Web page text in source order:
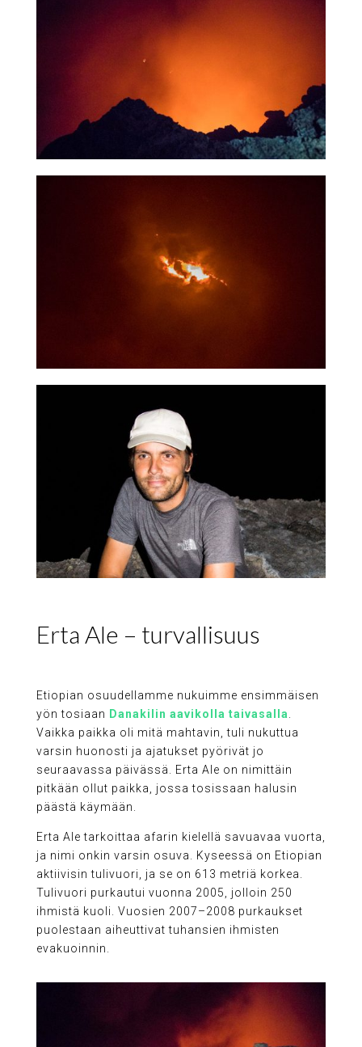
Erta Ale – turvallisuus
Etiopian osuudellamme nukuimme ensimmäisen
yön tosiaan Danakilin aavikolla taivasalla
Vaikka paikka oli mitä mahtavin, tuli nukuttua
varsin huonosti ja ajatukset pyörivät jo
seuraavassa päivässä. Erta Ale on nimittäin
pitkään ollut paikka, jossa tosissaan halusin
päästä käymään.
Erta Ale tarkoittaa afarin kielellä savuavaa vuorta,
ja nimi onkin varsin osuva. Kyseessä on Etiopian
aktiivisin tulivuori, ja se on 613 metriä korkea.
Tulivuori purkautui vuonna 2005, jolloin 250
ihmistä kuoli. Vuosien 2007–2008 purkaukset
puolestaan aiheuttivat tuhansien ihmisten
evakuoinnin.